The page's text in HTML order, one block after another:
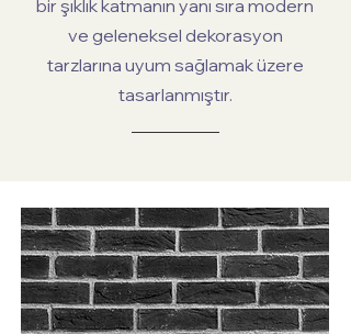
bir şıklık katmanın yanı sıra modern
ve geleneksel dekorasyon
tarzlarına uyum sağlamak üzere
tasarlanmıştır.